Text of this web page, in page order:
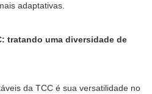
adaptativas.
tratando uma diversidade de
da TCC é sua versatilidade no